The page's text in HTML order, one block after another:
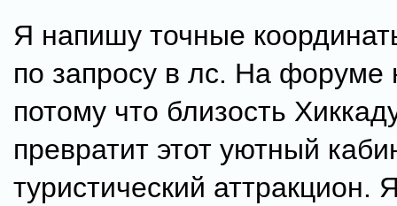
Я напишу точные
по запросу в лс. На форуме
потому что близость
превратит этот уютный
туристический аттракцион.